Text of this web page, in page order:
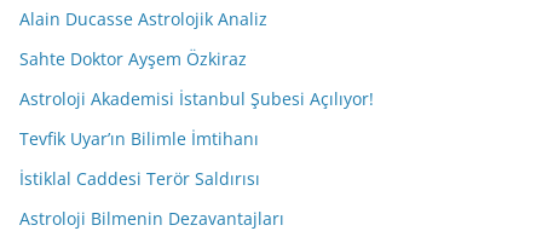
Alain Ducasse Astrolojik Analiz
Sahte Doktor Ayşem Özkiraz
Astroloji Akademisi İstanbul Şubesi Açılıyor!
Tevfik Uyar’ın Bilimle İmtihanı
İstiklal Caddesi Terör Saldırısı
Astroloji Bilmenin Dezavantajları